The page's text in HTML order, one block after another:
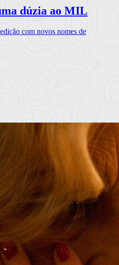
dúzia ao MIL
com novos nomes de